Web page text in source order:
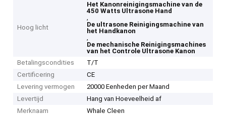
Hoog licht
Het Kanonreinigingsmachine van de
450 Watts Ultrasone Hand
,
De ultrasone Reinigingsmachine van
het Handkanon
,
De mechanische Reinigingsmachines
van het Controle Ultrasone Kanon
Betalingscondities
T/T
Certificering
CE
Levering vermogen
20000 Eenheden per Maand
Levertijd
Hang van Hoeveelheid af
Merknaam
Whale Cleen